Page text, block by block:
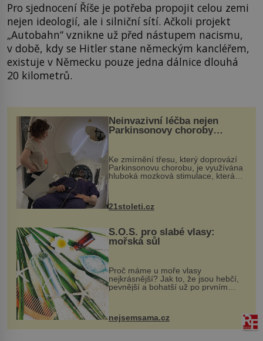
Pro sjednocení Říše je potřeba propojit celou zemi
nejen ideologií, ale i silniční sítí. Ačkoli projekt
„Autobahn“ vznikne už před nástupem nacismu,
v době, kdy se Hitler stane německým kancléřem,
existuje v Německu pouze jedna dálnice dlouhá
20 kilometrů.
Neinvazivní léčba nejen
Parkinsonovy choroby
Ke zmírnění třesu, který doprovází
Parkinsonovu chorobu, je využívána
hluboká mozková stimulace, která
však vyžaduje vysoce invazivní
zákrok. Ultrazvuk zase není vhodný
k dostatečně přesnému zacílení ...
21stoleti.cz
S.O.S. pro slabé vlasy:
mořská sůl
Proč máme u moře vlasy
nejkrásnější? Jak to, že jsou hebčí,
pevnější a bohatší už po prvním
vlasy. ...
nejsemsama.cz